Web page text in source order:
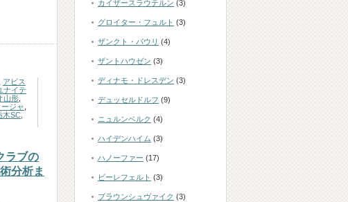
アビス
ナイテ
山形
ジャ
木SC
ラブの
分析ま
カイザースラウテルン (3)
グロイター・フュルト (3)
ザンクト・パウリ (4)
ザントハウゼン (3)
ディナモ・ドレスデン (3)
デュッセルドルフ (9)
ニュルンベルク (4)
ハイデンハイム (3)
ハノーファー (17)
ビーレフェルト (3)
ブラウンシュヴァイク (3)